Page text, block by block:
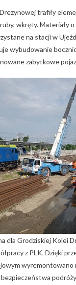
trafiły
wkręty. Materiały
na stacji w
wybudowanie
zabytkowe
dla Grodziskiej Kolei
z PLK. Dzięki
wyremontowano